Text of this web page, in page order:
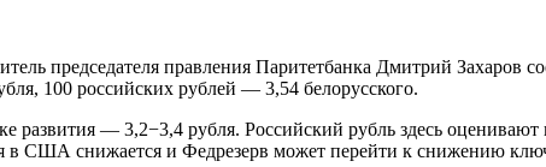
председателя правления Паритетбанка Дмитрий Захаров
100 российских рублей — 3,54 белорусского.
— 3,2−3,4 рубля. Российский рубль здесь оценивают
в США снижается и Федрезерв может перейти к снижению